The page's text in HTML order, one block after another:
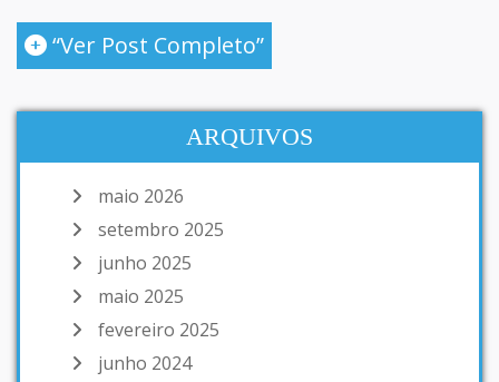
“Ver Post Completo”
ARQUIVOS
maio 2026
setembro 2025
junho 2025
maio 2025
fevereiro 2025
junho 2024